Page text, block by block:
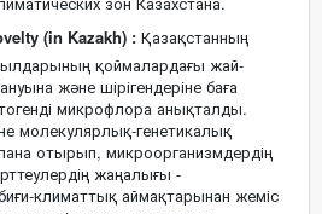
(in Kazakh) : Қазақстанның
қоймалардағы жай-
және шірігендеріне баға
микрофлора анықталды.
молекулярлық-генетикалық
отырып, микроорганизмдердің
жаңалығы -
климаттық аймақтарынан жеміс